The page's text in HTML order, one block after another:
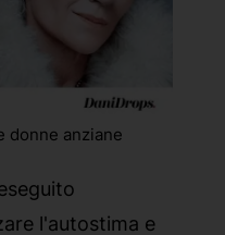
donne anziane
l'autostima e